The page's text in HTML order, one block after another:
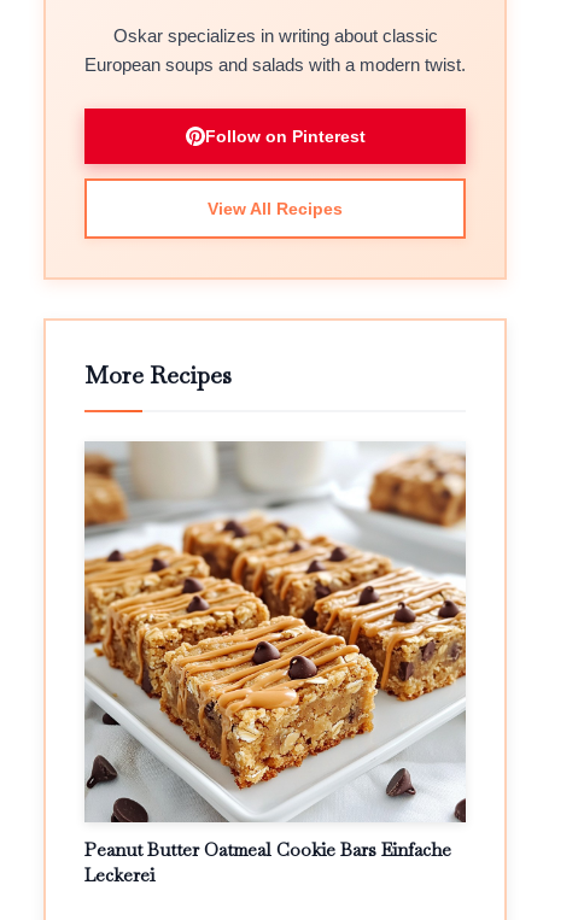
Oskar specializes in writing about classic
European soups and salads with a modern twist.
Follow on Pinterest
View All Recipes
More Recipes
Peanut Butter Oatmeal Cookie Bars Einfache
Leckerei